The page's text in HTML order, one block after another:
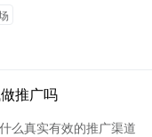
推广吗
么真实有效的推广渠道